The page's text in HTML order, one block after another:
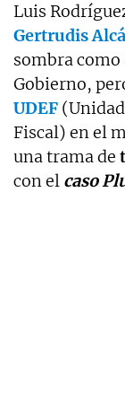
Luis
Gertrudis
sombra
Gobierno,
UDEF
Fiscal) en el
una trama de
con el caso